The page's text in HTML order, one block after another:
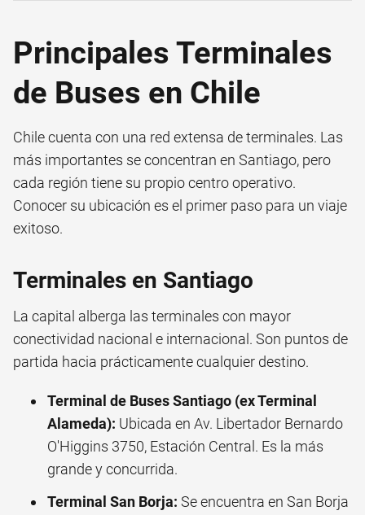
Principales Terminales
de Buses en Chile
Chile cuenta con una red extensa de terminales. Las
más importantes se concentran en Santiago, pero
cada región tiene su propio centro operativo.
Conocer su ubicación es el primer paso para un viaje
exitoso.
Terminales en Santiago
La capital alberga las terminales con mayor
conectividad nacional e internacional. Son puntos de
partida hacia prácticamente cualquier destino.
Terminal de Buses Santiago (ex Terminal
Alameda): Ubicada en Av. Libertador Bernardo
O'Higgins 3750, Estación Central. Es la más
grande y concurrida.
Terminal San Borja: Se encuentra en San Borja